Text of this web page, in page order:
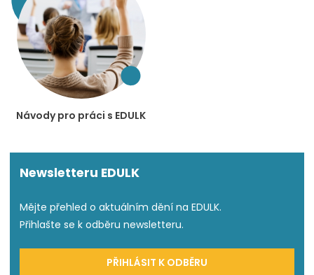
Návody pro práci s EDULK
Newsletteru EDULK
Mějte přehled o aktuálním dění na EDULK.
Přihlašte se k odběru newsletteru.
PŘIHLÁSIT K ODBĚRU